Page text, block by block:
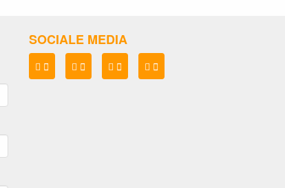
SOCIALE MEDIA